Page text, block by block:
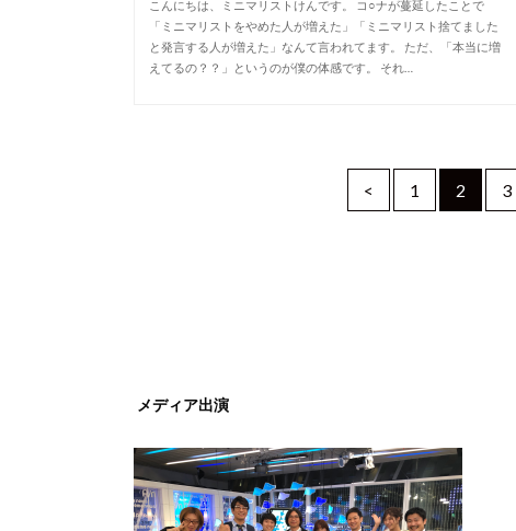
こんにちは、ミニマリストけんです。 コ○ナが蔓延したことで
「ミニマリストをやめた人が増えた」「ミニマリスト捨てました
と発言する人が増えた」なんて言われてます。 ただ、「本当に増
えてるの？？」というのが僕の体感です。 それ…
< 1 2 3
メディア出演